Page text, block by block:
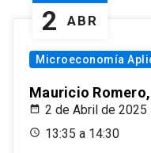
2 ABR
Microeconomía
Mauricio
2 de Abril de 2025
13:35 a 14:30